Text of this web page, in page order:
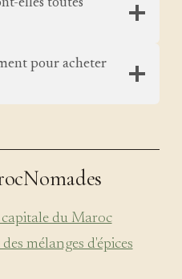
elles toutes
pour acheter
du Maroc
mélanges d'épices